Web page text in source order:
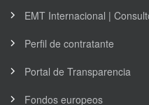
EMT Internacional |
Perfil de contratante
Portal de Transparencia
Fondos europeos